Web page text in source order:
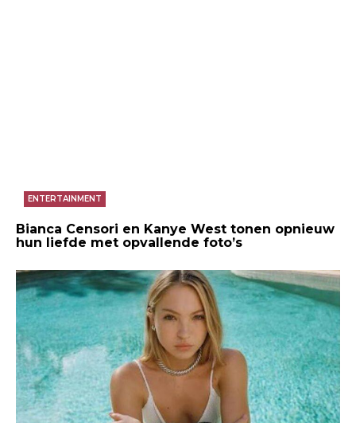
ENTERTAINMENT
Bianca Censori en Kanye West tonen opnieuw
hun liefde met opvallende foto’s